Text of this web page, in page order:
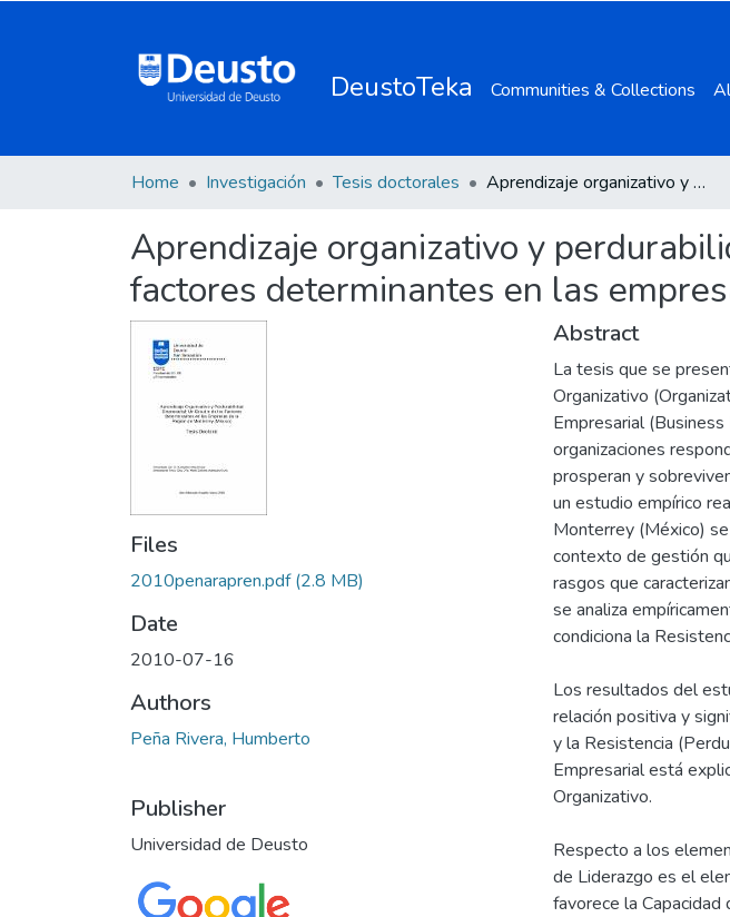
DeustoTeka Communities & Collections
Home Investigación Tesis doctorales Aprendizaje organizativo y perdurabilidad empresarial: un estudio de los factores determinantes en las empresas de la región de Monterrey (México)
Aprendizaje organizativo y
factores determinantes en las
Files
2010penarapren.pdf(2.8 MB)
Date
2010-07-16
Authors
Peña Rivera, Humberto
Publisher
Universidad de Deusto
Abstract
La tesis que se
Organizativo
Empresarial
organizaciones
prosperan y
un estudio empírico
Monterrey (México)
contexto de gestión
rasgos que
se analiza
condiciona la
Los resultados del
relación positiva y
y la Resistencia
Empresarial está
Organizativo.
Respecto a los
de Liderazgo es el
favorece la